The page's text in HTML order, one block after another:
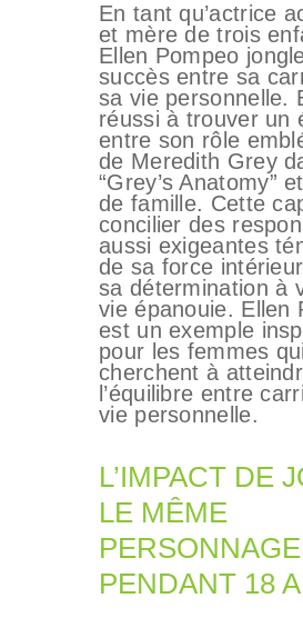
En tant qu’actrice
et mère de trois
Ellen Pompeo
succès entre sa
sa vie personnelle.
réussi à trouver un
entre son rôle
de Meredith Grey
“Grey’s Anatomy”
de famille. Cette
concilier des
aussi exigeantes
de sa force
sa détermination à
vie épanouie. Ellen
est un exemple
pour les femmes qui
cherchent à
l’équilibre entre
vie personnelle.
L’IMPACT DE
LE MÊME
PERSONNAGE
PENDANT 18